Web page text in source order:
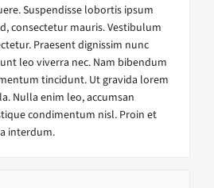
Suspendisse lobortis ipsum
consectetur mauris. Vestibulum
Praesent dignissim nunc
leo viverra nec. Nam bibendum
tincidunt. Ut gravida lorem
Nulla enim leo, accumsan
condimentum nisl. Proin et
interdum.